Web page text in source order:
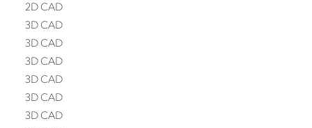
2D CAD
3D CAD
3D CAD
3D CAD
3D CAD
3D CAD
3D CAD